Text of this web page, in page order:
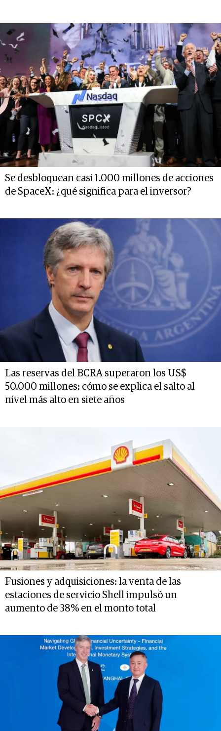
Se desbloquean casi 1.000 millones de acciones
de SpaceX: ¿qué significa para el inversor?
Las reservas del BCRA superaron los US$
50.000 millones: cómo se explica el salto al
nivel más alto en siete años
Fusiones y adquisiciones: la venta de las
estaciones de servicio Shell impulsó un
aumento de 38% en el monto total